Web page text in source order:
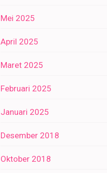
Mei 2025
April 2025
Maret 2025
Februari 2025
Januari 2025
Desember 2018
Oktober 2018